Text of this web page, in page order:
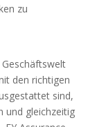
zu
Geschäftswelt
den richtigen
sind,
und gleichzeitig